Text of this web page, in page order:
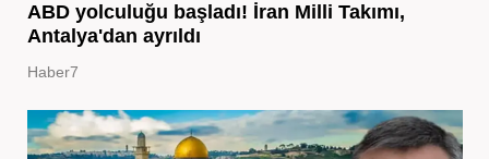
ABD yolculuğu başladı! İran Milli Takımı,
Antalya'dan ayrıldı
Haber7